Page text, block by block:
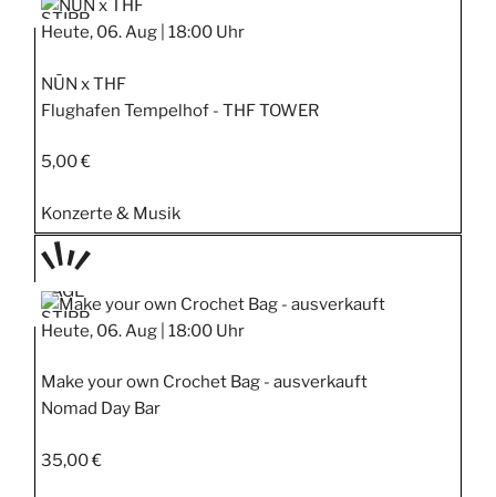
STIPP
Heute, 06. Aug | 18:00 Uhr
NŪN x THF
Flughafen Tempelhof - THF TOWER
5,00 €
Konzerte & Musik
TAGE
STIPP
Heute, 06. Aug | 18:00 Uhr
Make your own Crochet Bag - ausverkauft
Nomad Day Bar
35,00 €